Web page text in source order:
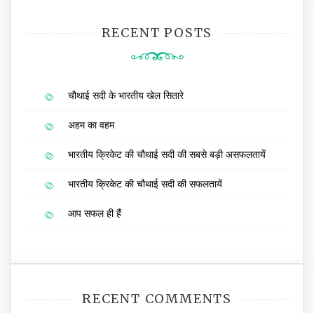
RECENT POSTS
चौथाई सदी के भारतीय खेल सितारे
अहम का वहम
भारतीय क्रिकेट की चौथाई सदी की सबसे बड़ी असफलतायें
भारतीय क्रिकेट की चौथाई सदी की सफलतायें
आप सफल ही हैं
RECENT COMMENTS